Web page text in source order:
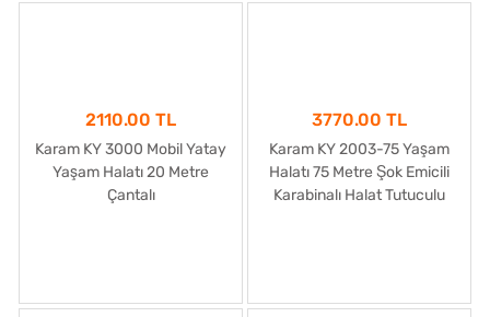
2110.00 TL
Karam KY 3000 Mobil Yatay
Yaşam Halatı 20 Metre
Çantalı
3770.00 TL
Karam KY 2003-75 Yaşam
Halatı 75 Metre Şok Emicili
Karabinalı Halat Tutuculu